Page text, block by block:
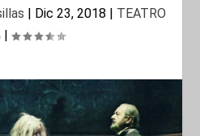
| Dic 23, 2018| TEATRO
|